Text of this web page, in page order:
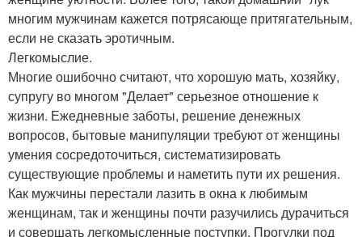
многим мужчинам кажется потрясающе притягательным,
если не сказать эротичным.
Легкомыслие.
Многие ошибочно считают, что хорошую мать, хозяйку,
супругу во многом "Делает" серьезное отношение к
жизни. Ежедневные заботы, решение денежных
вопросов, бытовые манипуляции требуют от женщины
умения сосредоточиться, систематизировать
существующие проблемы и наметить пути их решения.
Как мужчины перестали лазить в окна к любимым
женщинам, так и женщины почти разучились дурачиться
и совершать легкомысленные поступки. Прогулки под